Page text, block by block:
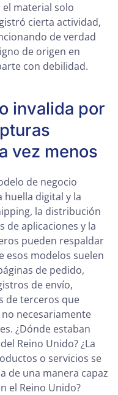
el material solo
cierta actividad,
de verdad
de origen en
con debilidad.
invalida por
vez menos
de negocio
huella digital y la
la distribución
de aplicaciones y la
pueden respaldar
esos modelos suelen
de pedido,
de envío,
de terceros que
necesariamente
¿Dónde estaban
Reino Unido? ¿La
o servicios se
de una manera capaz
el Reino Unido?